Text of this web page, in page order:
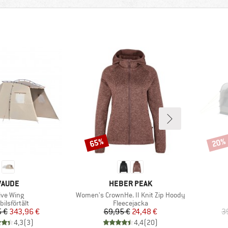
Wing
Pris
€Reducerat pris
343,96 €
4,3(3)
VARUMÄRKE
HEBER PEAK
Produkter
Women's CrownHe. II Knit Zip Hoody
Produktgrupp
Fleecejacka
Pris
69,95 €Reducerat pris
24,48 €
4,4(20)
Rabatt
65% 20%